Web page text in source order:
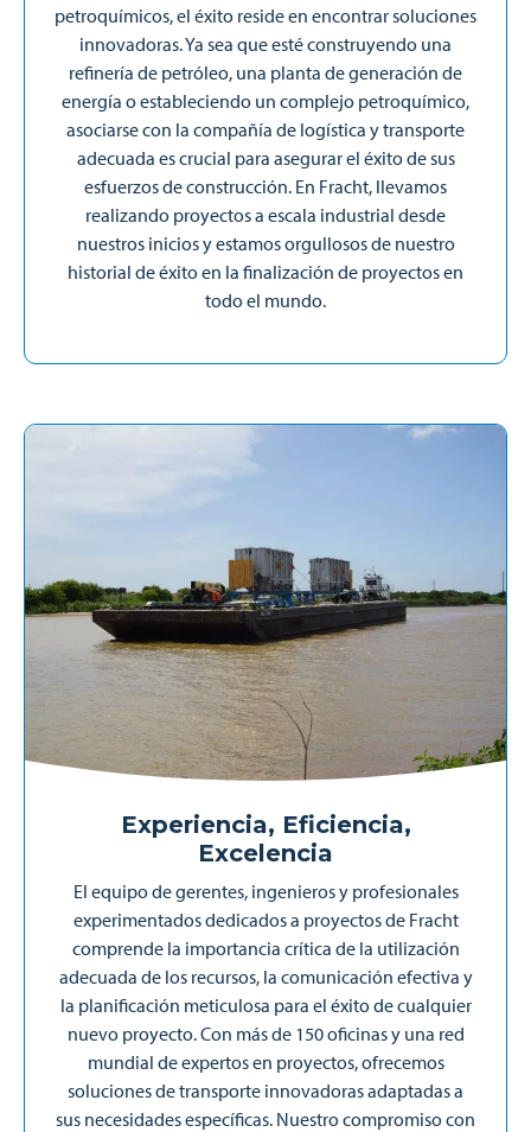
petroquímicos, el éxito reside en encontrar soluciones
innovadoras. Ya sea que esté construyendo una
refinería de petróleo, una planta de generación de
energía o estableciendo un complejo petroquímico,
asociarse con la compañía de logística y transporte
adecuada es crucial para asegurar el éxito de sus
esfuerzos de construcción. En Fracht, llevamos
realizando proyectos a escala industrial desde
nuestros inicios y estamos orgullosos de nuestro
historial de éxito en la finalización de proyectos en
todo el mundo.
Experiencia, Eficiencia,
Excelencia
El equipo de gerentes, ingenieros y profesionales
experimentados dedicados a proyectos de Fracht
comprende la importancia crítica de la utilización
adecuada de los recursos, la comunicación efectiva y
la planificación meticulosa para el éxito de cualquier
nuevo proyecto. Con más de 150 oficinas y una red
mundial de expertos en proyectos, ofrecemos
soluciones de transporte innovadoras adaptadas a
sus necesidades específicas. Nuestro compromiso con